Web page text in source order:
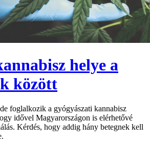
helye a
között
foglalkozik a gyógyászati kannabisz
idővel Magyarországon is elérhetővé
Kérdés, hogy addig hány betegnek kell